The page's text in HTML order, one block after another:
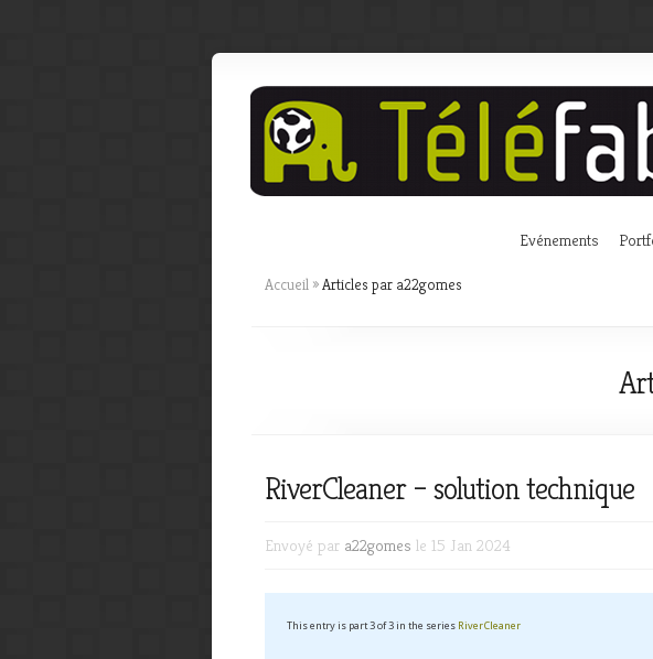
Evénements
Accueil »Articles par a22gomes
RiverCleaner – solution technique
Envoyé par a22gomes le 15 Jan 2024
This entry is part 3 of 3 in the series RiverCleaner